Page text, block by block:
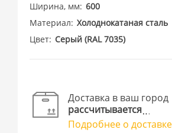
Ширина, мм 600
Материал Холоднокатаная сталь
Цвет Cерый (RAL 7035)
Доставка в ваш город
рассчитывается
Подробнее о доставке